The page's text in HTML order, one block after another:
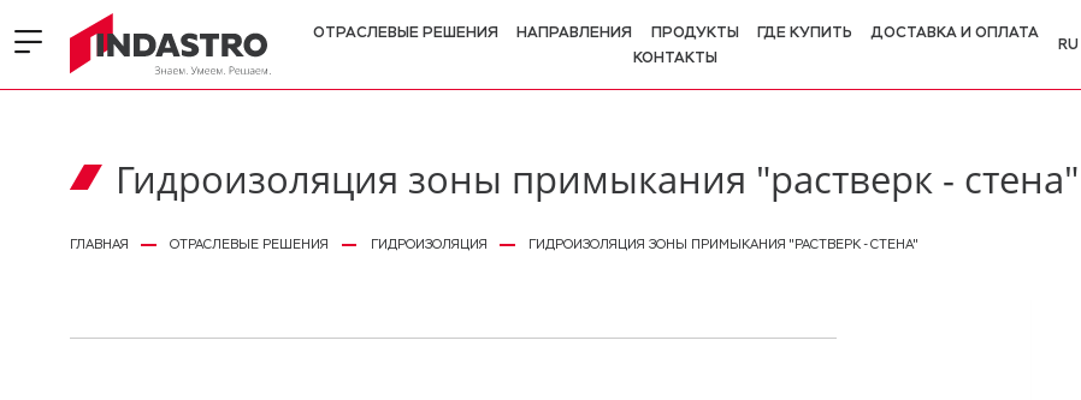
ОТРАСЛЕВЫЕ РЕШЕНИЯ НАПРАВЛЕНИЯ ПРОДУКТЫ ГДЕ КУПИТЬ
ДОСТАВКА И ОПЛАТА
КОНТАКТЫ
RU
RU
Гидроизоляция зоны примыкания "растверк - стена"
ГЛАВНАЯ ОТРАСЛЕВЫЕ РЕШЕНИЯ ГИДРОИЗОЛЯЦИЯ ГИДРОИЗОЛЯЦИЯ ЗОНЫ ПРИМЫКАНИЯ "РАСТВЕРК - СТЕНА"